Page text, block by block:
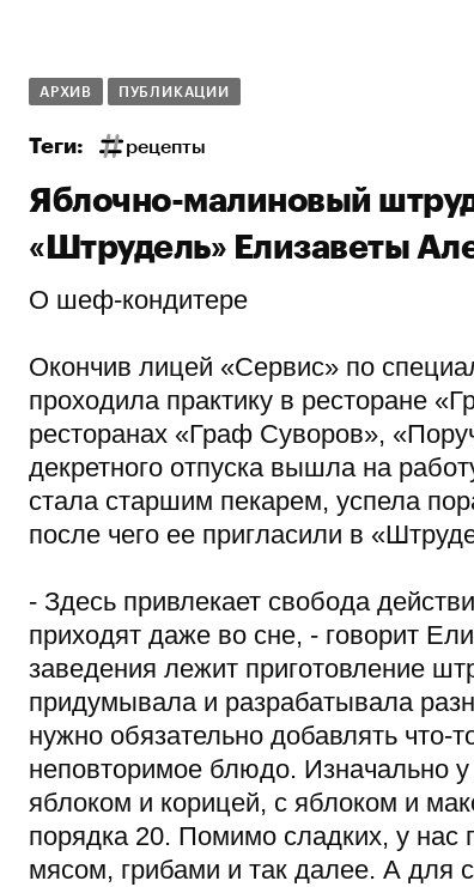
АРХИВ ПУБЛИКАЦИИ
Теги: рецепты
Яблочно-малиновый
«Штрудель» Елизаветы
О шеф-кондитере
Окончив лицей «Сервис» по
проходила практику в ресторане
ресторанах «Граф Суворов»,
декретного отпуска вышла на
стала старшим пекарем, успела
после чего ее пригласили в
- Здесь привлекает свобода
приходят даже во сне, - говорит
заведения лежит приготовление
придумывала и разрабатывала
нужно обязательно добавлять что-
неповторимое блюдо. Изначально
яблоком и корицей, с яблоком и
порядка 20. Помимо сладких, у
мясом, грибами и так далее. А для